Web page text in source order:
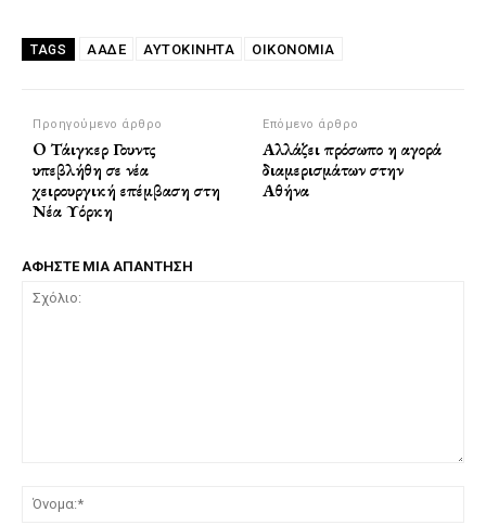
TAGS ΑΑΔΕ ΑΥΤΟΚΙΝΗΤΑ ΟΙΚΟΝΟΜΙΑ
Προηγούμενο άρθρο
O Τάιγκερ Γουντς
υπεβλήθη σε νέα
χειρουργική επέμβαση στη
Νέα Υόρκη
Επόμενο άρθρο
Αλλάζει πρόσωπο η αγορά
διαμερισμάτων στην
Αθήνα
ΑΦΗΣΤΕ ΜΙΑ ΑΠΑΝΤΗΣΗ